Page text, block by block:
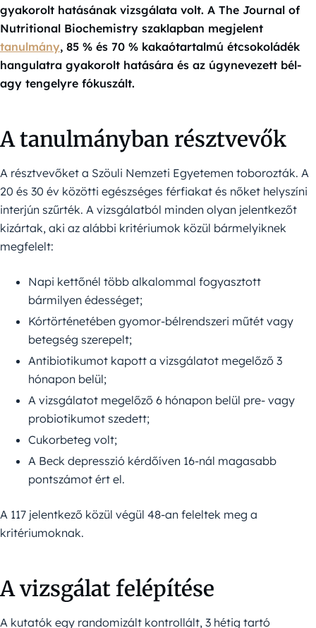
gyakorolt ​​hatásának vizsgálata volt. A The Journal of
Nutritional Biochemistry szaklapban megjelent
tanulmány, 85 % és 70 % kakaótartalmú étcsokoládék
hangulatra gyakorolt hatására és az úgynevezett bél-
agy tengelyre fókuszált.
A tanulmányban résztvevők
A résztvevőket a Szöuli Nemzeti Egyetemen toborozták. A
20 és 30 év közötti egészséges férfiakat és nőket helyszíni
interjún szűrték. A vizsgálatból minden olyan jelentkezőt
kizártak, aki az alábbi kritériumok közül bármelyiknek
megfelelt:
Napi kettőnél több alkalommal fogyasztott
bármilyen édességet;
Kórtörténetében gyomor-bélrendszeri műtét vagy
betegség szerepelt;
Antibiotikumot kapott a vizsgálatot megelőző 3
hónapon belül;
A vizsgálatot megelőző 6 hónapon belül pre- vagy
probiotikumot szedett;
Cukorbeteg volt;
A Beck depresszió kérdőíven 16-nál magasabb
pontszámot ért el.
A 117 jelentkező közül végül 48-an feleltek meg a
kritériumoknak.
A vizsgálat felépítése
A kutatók egy randomizált kontrollált, 3 hétig tartó